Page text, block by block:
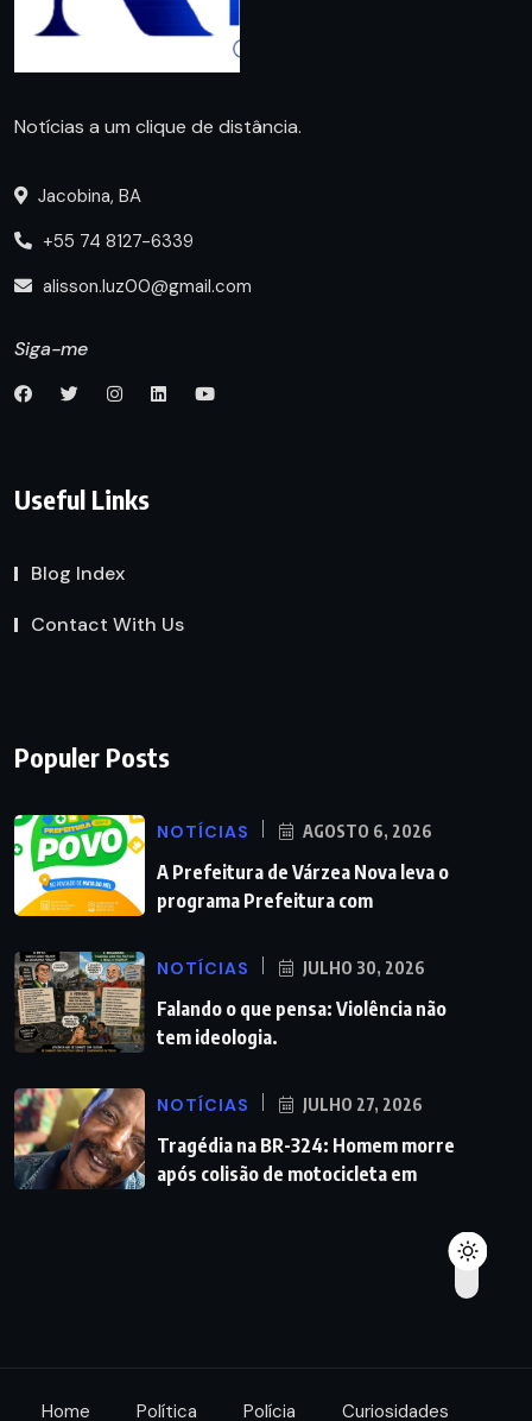
Notícias a um clique de distância.
Jacobina, BA
+55 74 8127-6339
alisson.luz00@gmail.com
Siga-me
Useful Links
Blog Index
Contact With Us
Populer Posts
NOTÍCIAS AGOSTO 6, 2026
A Prefeitura de Várzea Nova leva o
programa Prefeitura com
NOTÍCIAS JULHO 30, 2026
Falando o que pensa: Violência não
tem ideologia.
NOTÍCIAS JULHO 27, 2026
Tragédia na BR-324: Homem morre
após colisão de motocicleta em
Home Política Polícia Curiosidades